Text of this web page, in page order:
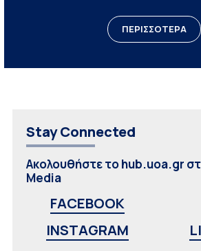
ΠΕΡΙΣΣΟΤΕΡΑ
Stay Connected
Ακολουθήστε το hub.uoa.gr
Media
FACEBOOK
INSTAGRAM